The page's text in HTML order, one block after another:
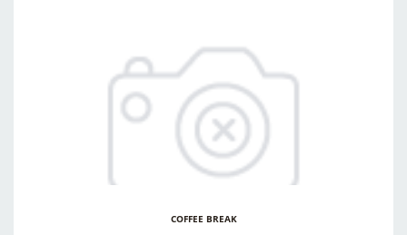
COFFEE BREAK